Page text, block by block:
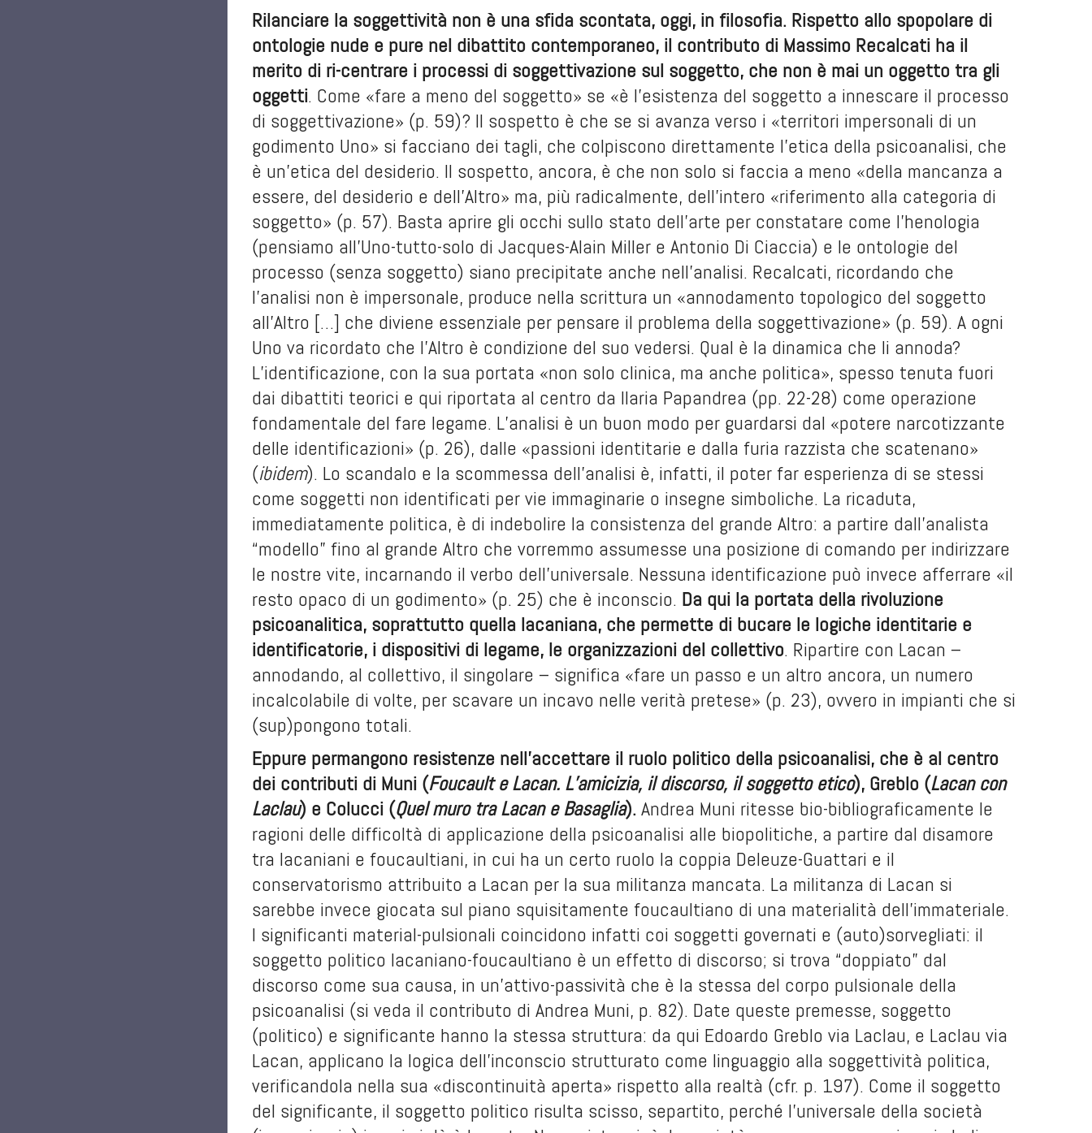
Rilanciare la soggettività non è una sfida scontata, oggi, in filosofia. Rispetto allo spopolare di
ontologie nude e pure nel dibattito contemporaneo, il contributo di Massimo Recalcati ha il
merito di ri-centrare i processi di soggettivazione sul soggetto, che non è mai un oggetto tra gli
oggetti. Come «fare a meno del soggetto» se «è l’esistenza del soggetto a innescare il processo
di soggettivazione» (p. 59)? Il sospetto è che se si avanza verso i «territori impersonali di un
godimento Uno» si facciano dei tagli, che colpiscono direttamente l’etica della psicoanalisi, che
è un’etica del desiderio. Il sospetto, ancora, è che non solo si faccia a meno «della mancanza a
essere, del desiderio e dell’Altro» ma, più radicalmente, dell’intero «riferimento alla categoria di
soggetto» (p. 57). Basta aprire gli occhi sullo stato dell’arte per constatare come l’henologia
(pensiamo all’Uno-tutto-solo di Jacques-Alain Miller e Antonio Di Ciaccia) e le ontologie del
processo (senza soggetto) siano precipitate anche nell’analisi. Recalcati, ricordando che
l’analisi non è impersonale, produce nella scrittura un «annodamento topologico del soggetto
all’Altro […] che diviene essenziale per pensare il problema della soggettivazione» (p. 59). A ogni
Uno va ricordato che l’Altro è condizione del suo vedersi. Qual è la dinamica che li annoda?
L’identificazione, con la sua portata «non solo clinica, ma anche politica», spesso tenuta fuori
dai dibattiti teorici e qui riportata al centro da Ilaria Papandrea (pp. 22-28) come operazione
fondamentale del fare legame. L’analisi è un buon modo per guardarsi dal «potere narcotizzante
delle identificazioni» (p. 26), dalle «passioni identitarie e dalla furia razzista che scatenano»
(ibidem). Lo scandalo e la scommessa dell’analisi è, infatti, il poter far esperienza di se stessi
come soggetti non identificati per vie immaginarie o insegne simboliche. La ricaduta,
immediatamente politica, è di indebolire la consistenza del grande Altro: a partire dall’analista
“modello” fino al grande Altro che vorremmo assumesse una posizione di comando per indirizzare
le nostre vite, incarnando il verbo dell’universale. Nessuna identificazione può invece afferrare «il
resto opaco di un godimento» (p. 25) che è inconscio. Da qui la portata della rivoluzione
psicoanalitica, soprattutto quella lacaniana, che permette di bucare le logiche identitarie e
identificatorie, i dispositivi di legame, le organizzazioni del collettivo. Ripartire con Lacan –
annodando, al collettivo, il singolare – significa «fare un passo e un altro ancora, un numero
incalcolabile di volte, per scavare un incavo nelle verità pretese» (p. 23), ovvero in impianti che si
(sup)pongono totali.
Eppure permangono resistenze nell’accettare il ruolo politico della psicoanalisi, che è al centro
dei contributi di Muni (Foucault e Lacan. L’amicizia, il discorso, il soggetto etico), Greblo (Lacan con
Laclau) e Colucci (Quel muro tra Lacan e Basaglia).Andrea Muni ritesse bio-bibliograficamente le
ragioni delle difficoltà di applicazione della psicoanalisi alle biopolitiche, a partire dal disamore
tra lacaniani e foucaultiani, in cui ha un certo ruolo la coppia Deleuze-Guattari e il
conservatorismo attribuito a Lacan per la sua militanza mancata. La militanza di Lacan si
sarebbe invece giocata sul piano squisitamente foucaultiano di una materialità dell’immateriale.
I significanti material-pulsionali coincidono infatti coi soggetti governati e (auto)sorvegliati: il
soggetto politico lacaniano-foucaultiano è un effetto di discorso; si trova “doppiato” dal
discorso come sua causa, in un’attivo-passività che è la stessa del corpo pulsionale della
psicoanalisi (si veda il contributo di Andrea Muni, p. 82). Date queste premesse, soggetto
(politico) e significante hanno la stessa struttura: da qui Edoardo Greblo via Laclau, e Laclau via
Lacan, applicano la logica dell’inconscio strutturato come linguaggio alla soggettività politica,
verificandola nella sua «discontinuità aperta» rispetto alla realtà (cfr. p. 197). Come il soggetto
del significante, il soggetto politico risulta scisso, separtito, perché l’universale della società